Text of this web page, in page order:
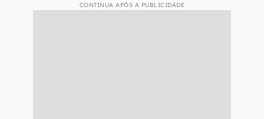
CONTINUA APÓS A PUBLICIDADE